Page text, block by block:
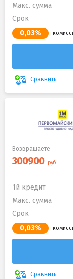
Макс. сумма
Срок
0,03%
Сравнить
Возвращаете
1й кредит
Макс. сумма
Срок
0,03%
Сравнить